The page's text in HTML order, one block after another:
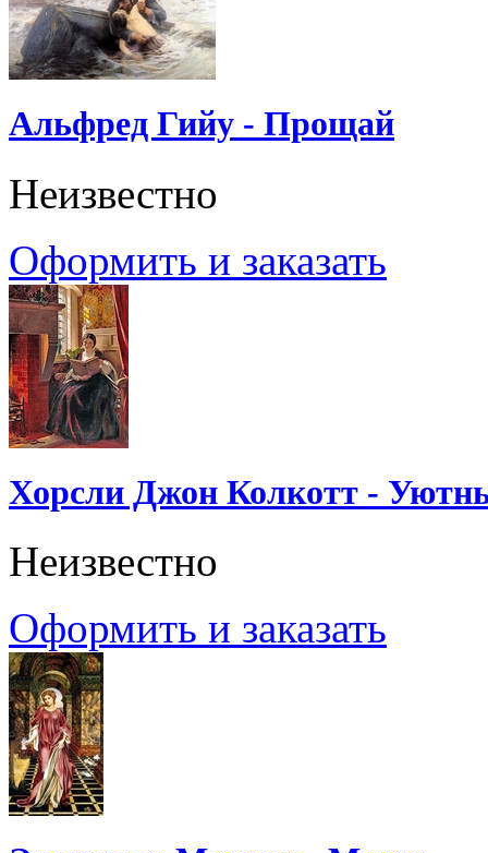
Альфред Гийу - Прощай
Неизвестно
Оформить и заказать
Хорсли Джон Колкотт -
Неизвестно
Оформить и заказать